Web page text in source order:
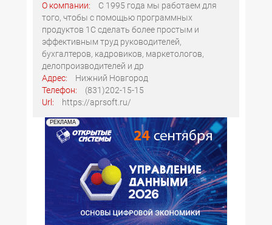
О компании:
С 1995 года мы работаем для
того, чтобы с помощью программных
продуктов 1С сделать более простым и
эффективным труд руководителей,
бухгалтеров, кадровиков, маркетологов,
делопроизводителей и др
Адрес:
Нижний Новгород
Телефон:
(831)202-15-15
Url:
https://aprsoft.ru/
РЕКЛАМА